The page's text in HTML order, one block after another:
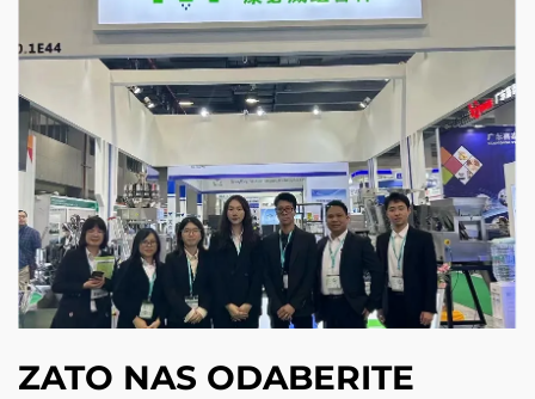
ZATO NAS ODABERITE